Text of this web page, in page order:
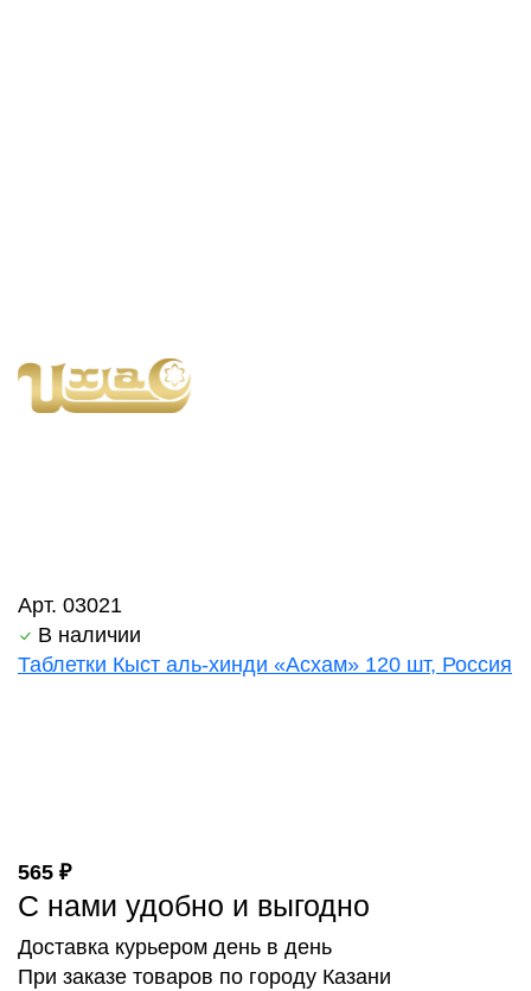
Арт. 03021
В наличии
Таблетки Кыст аль-хинди «Асхам» 120 шт, Россия
565 ₽
С нами удобно и выгодно
Доставка курьером день в день
При заказе товаров по городу Казани